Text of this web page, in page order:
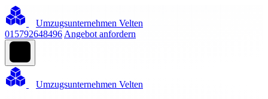
Umzugsunternehmen Velten
015792648496 Angebot anfordern
Umzugsunternehmen Velten